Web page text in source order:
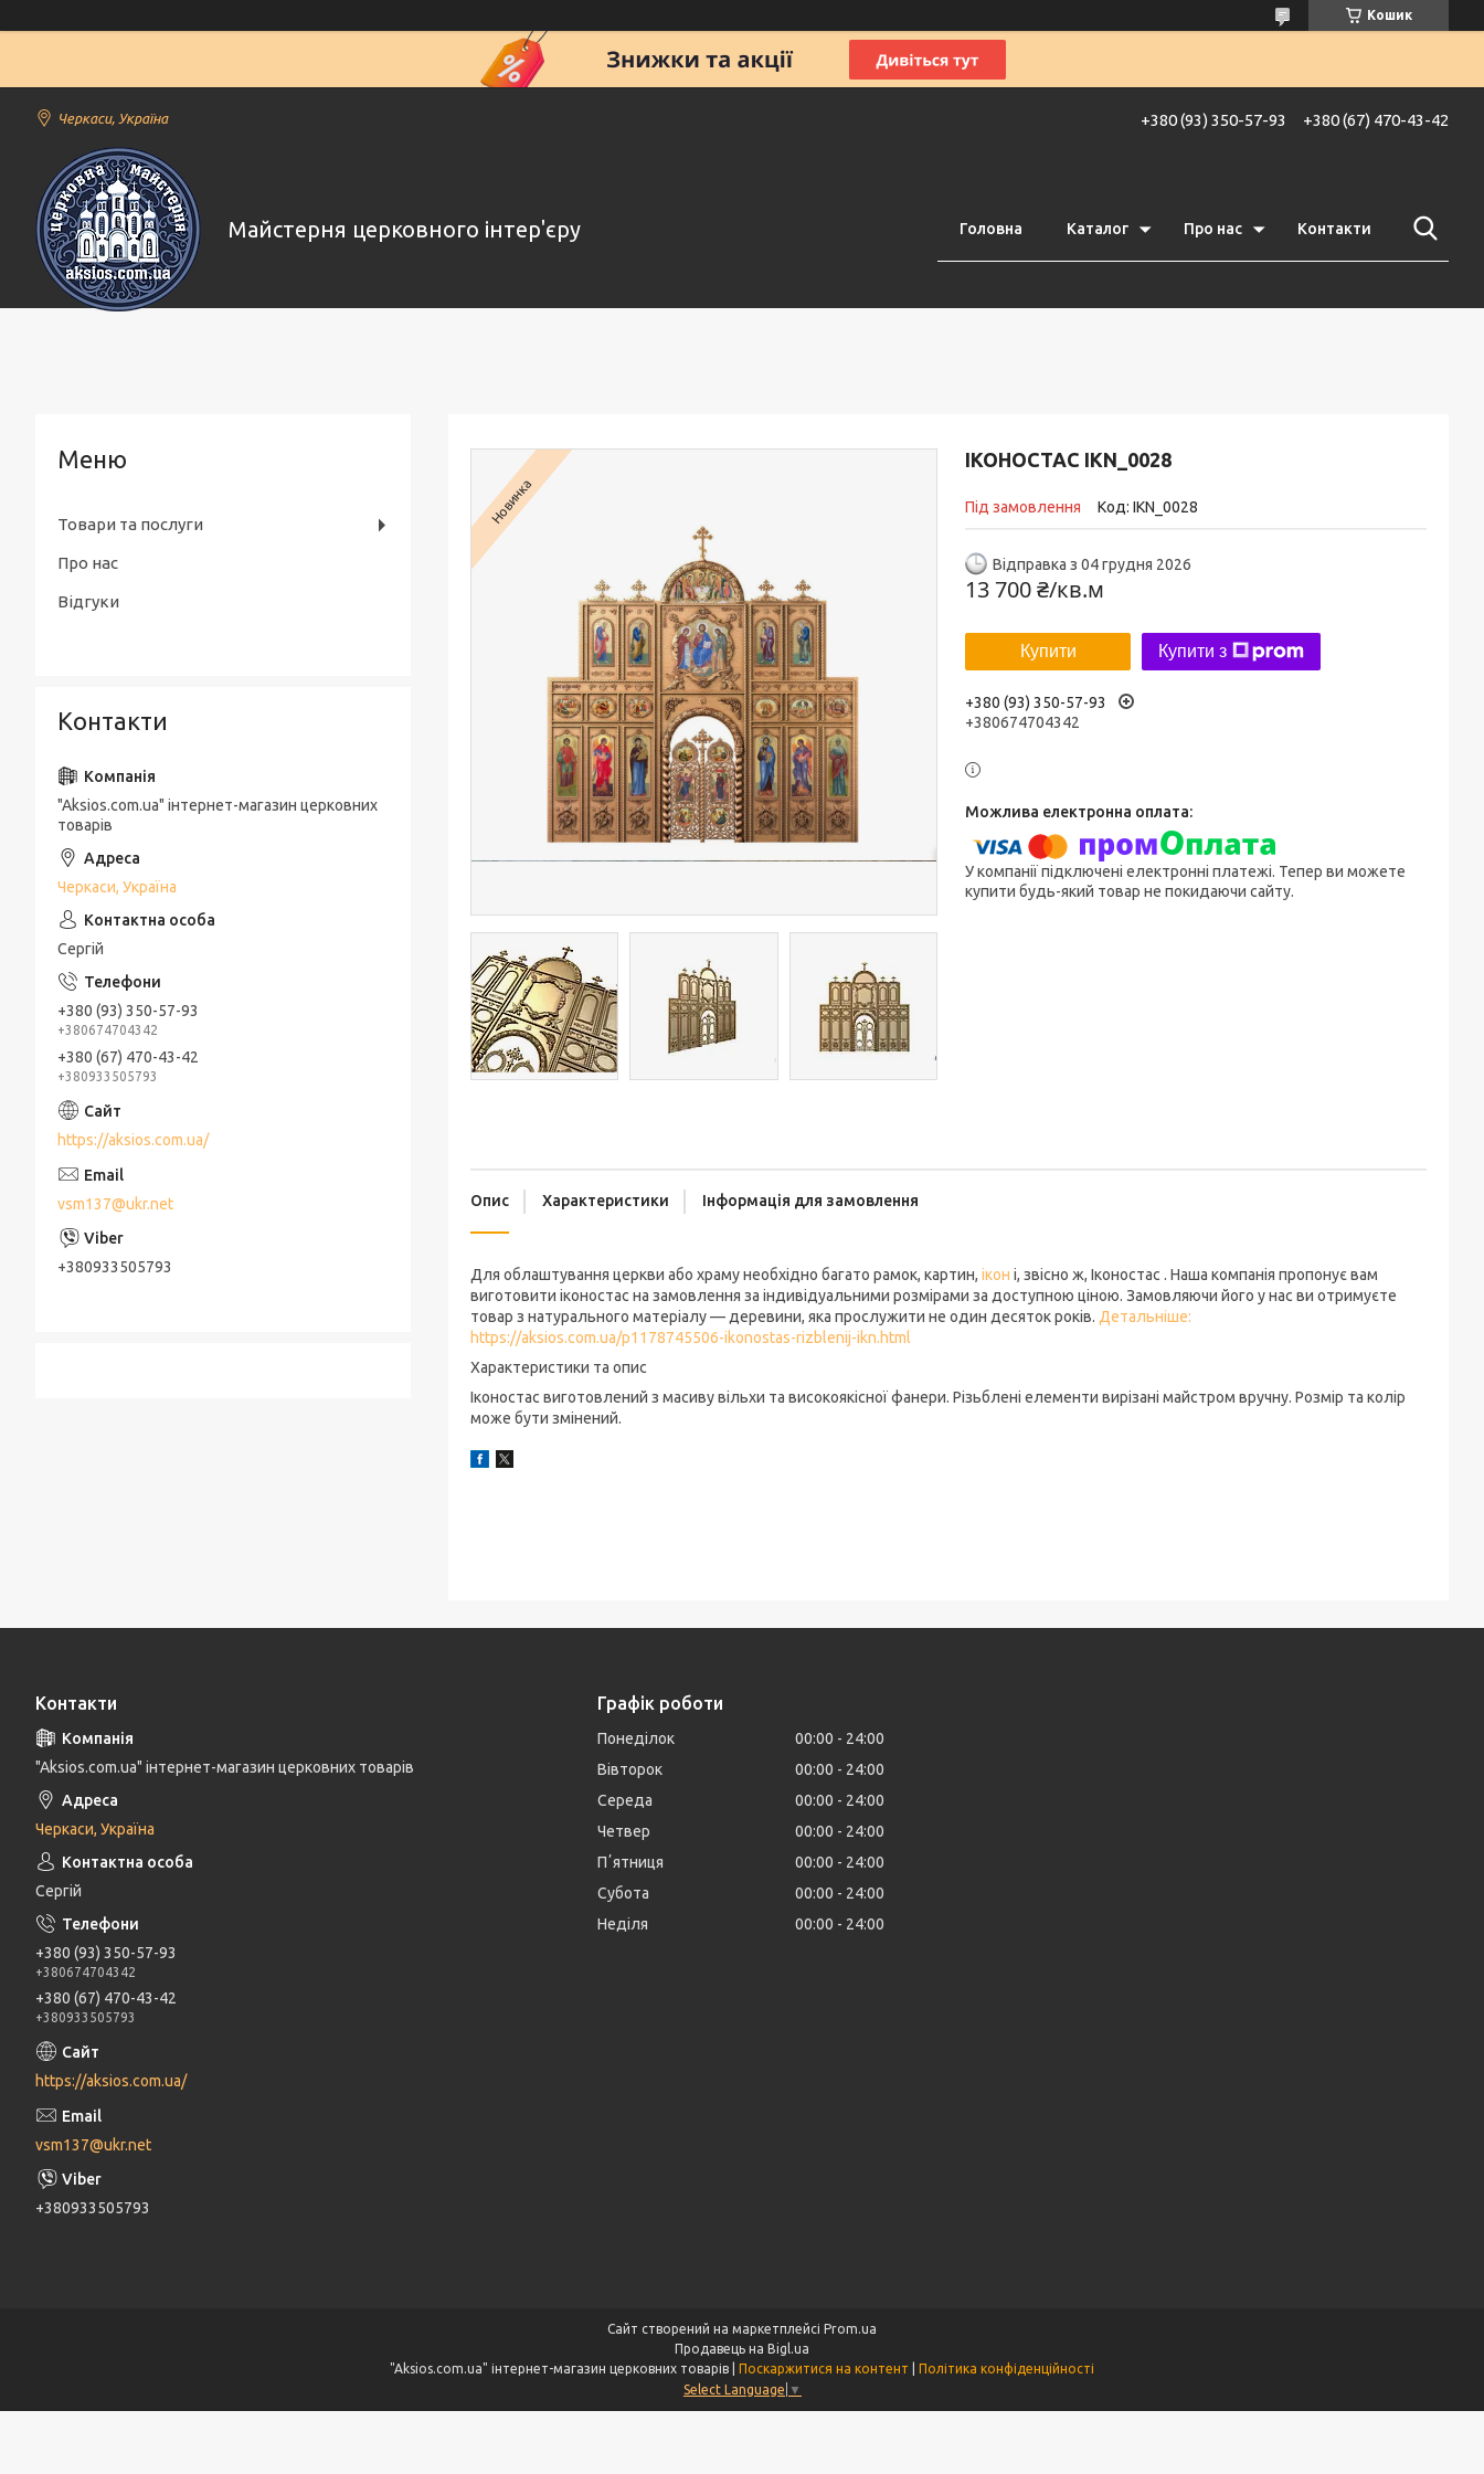
Кошик
Черкаси, Україна +380 (93) 350-57-93 +380 (67) 470-43-42
Майстерня церковного інтер'єру Головна Каталог Про нас Контакти
ІКОНОСТАС IKN_0028
Під замовлення Код: IKN_0028
Відправка з 04 грудня 2026
13 700 ₴/кв.м
Купити Купити з
+380 (93) 350-57-93
+380674704342
У компанії підключені електронні платежі. Тепер ви можете
купити будь-який товар не покидаючи сайту.
Новинка
Опис Характеристики Інформація для замовлення
Для облаштування церкви або храму необхідно багато рамок, картин, ікон і, звісно ж, Іконостас . Наша компанія пропонує вам
виготовити іконостас на замовлення за індивідуальними розмірами за доступною ціною. Замовляючи його у нас ви отримуєте
товар з натурального матеріалу — деревини, яка прослужити не один десяток років. Детальніше:
https://aksios.com.ua/p1178745506-ikonostas-rizblenij-ikn.html
Характеристики та опис
Іконостас виготовлений з масиву вільхи та високоякісної фанери. Різьблені елементи вирізані майстром вручну. Розмір та колір
може бути змінений.
Товари та послуги
Про нас
Відгуки
Контакти
"Aksios.com.ua" інтернет-магазин церковних
товарів
Черкаси, Україна
Сергій
+380 (93) 350-57-93
+380674704342
+380 (67) 470-43-42
+380933505793
https://aksios.com.ua/
vsm137@ukr.net
+380933505793
Контакти
"Aksios.com.ua" інтернет-магазин церковних товарів
Черкаси, Україна
Сергій
+380 (93) 350-57-93
+380674704342
+380 (67) 470-43-42
+380933505793
https://aksios.com.ua/
vsm137@ukr.net
+380933505793
Графік роботи
Понеділок 00:00
24:00
Вівторок
00:00
24:00
Середа
00:00
24:00
Четвер
00:00
24:00
Пʼятниця
00:00
24:00
Субота
00:00
24:00
Неділя
00:00 24:00
Сайт створений на маркетплейсі Prom.ua
Продавець на Bigl.ua
Поскаржитися на контент
Політика конфіденційності
Select Language ▼